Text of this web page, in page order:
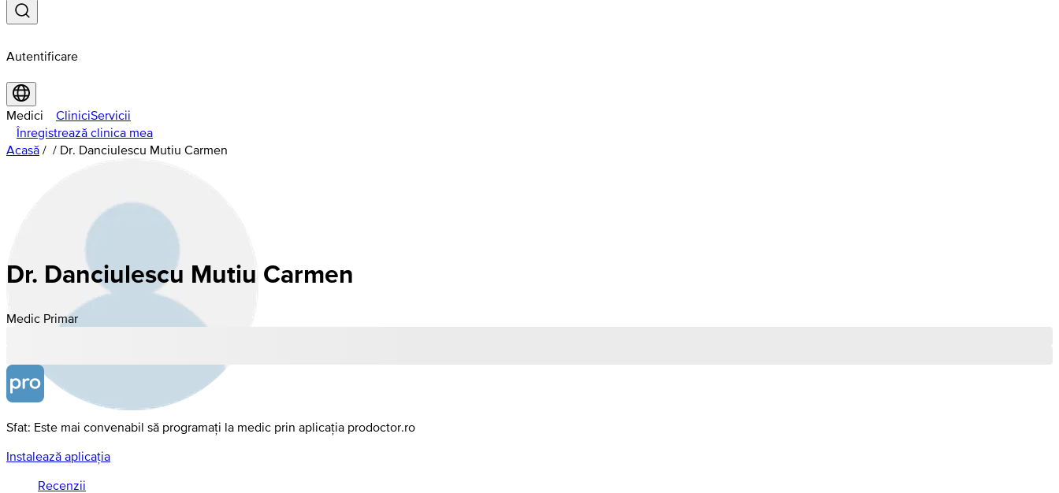
Autentificare
Medici CliniciServicii
Înregistrează clinica mea
Acasă / / Dr. Danciulescu Mutiu Carmen
Dr. Danciulescu Mutiu Carmen
Medic Primar
Sfat: Este mai convenabil să programați la medic prin aplicația prodoctor.ro
Instalează aplicația
Recenzii